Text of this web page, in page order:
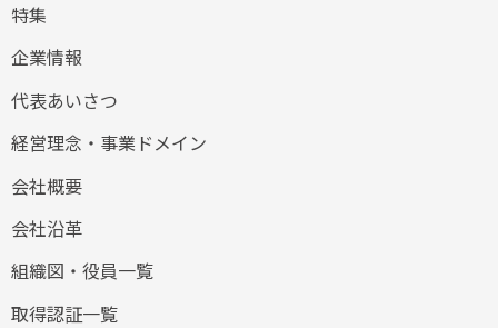
特集
企業情報
代表あいさつ
経営理念・事業ドメイン
会社概要
会社沿革
組織図・役員一覧
取得認証一覧